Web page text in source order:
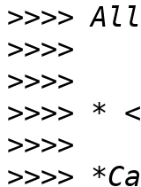
>>>>
>>>>
>>>>
>>>> * <
>>>>
>>>>